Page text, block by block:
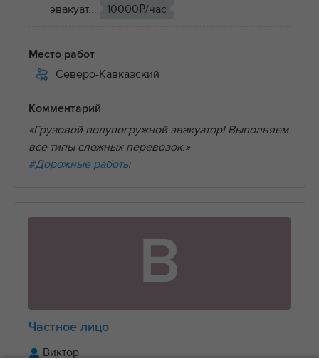
эвакуат...
10000₽/час
Место работ
Северо-Кавказский
Комментарий
«Грузовой полупогружной эвакуатор! Выполняем
все типы сложных перевозок.»
#Дорожные работы
В
Частное лицо
Виктор